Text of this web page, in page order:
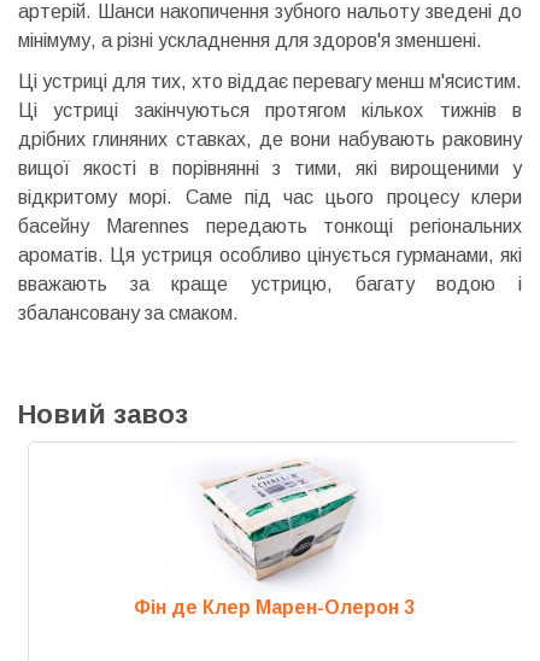
артерій. Шанси накопичення зубного нальоту зведені до
мінімуму, а різні ускладнення для здоров'я зменшені.
Ці устриці для тих, хто віддає перевагу менш м'ясистим.
Ці устриці закінчуються протягом кількох тижнів в
дрібних глиняних ставках, де вони набувають раковину
вищої якості в порівнянні з тими, які вирощеними у
відкритому морі. Саме під час цього процесу клери
басейну Marennes передають тонкощі регіональних
ароматів. Ця устриця особливо цінується гурманами, які
вважають за краще устрицю, багату водою і
збалансовану за смаком.
Новий завоз
Фін де Клер Марен-Олерон 3